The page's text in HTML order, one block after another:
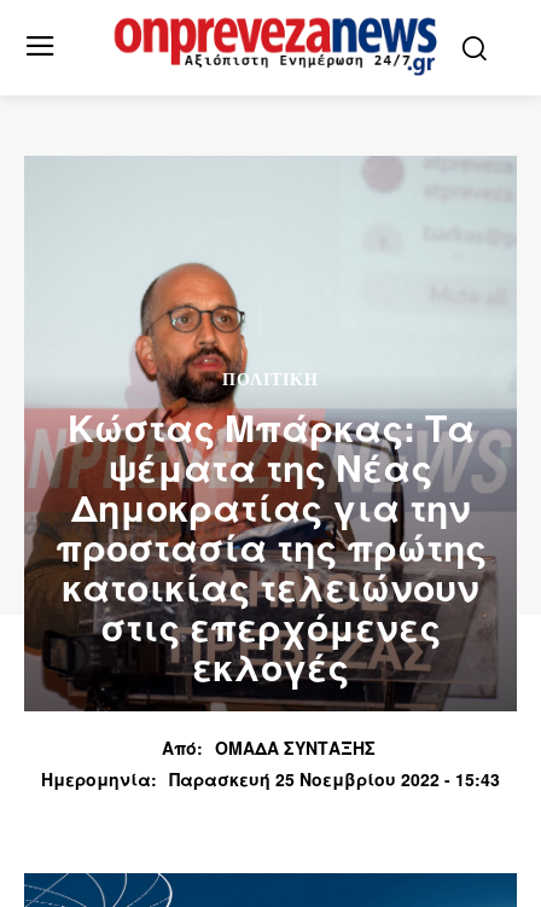
ΠΟΛΙΤΙΚΗ
Κώστας Μπάρκας: Τα
ψέματα της Νέας
Δημοκρατίας για την
προστασία της πρώτης
κατοικίας τελειώνουν
στις επερχόμενες
εκλογές
Από: ΟΜΑΔΑ ΣΥΝΤΑΞΗΣ
Ημερομηνία: Παρασκευή 25 Νοεμβρίου 2022 - 15:43